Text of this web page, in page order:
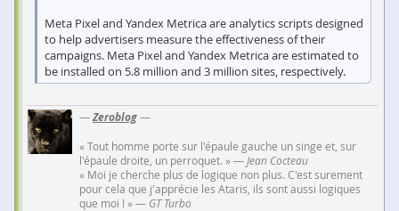
Meta Pixel and Yandex Metrica are analytics scripts designed
to help advertisers measure the effectiveness of their
campaigns. Meta Pixel and Yandex Metrica are estimated to
be installed on 5.8 million and 3 million sites, respectively.
—Zeroblog—
« Tout homme porte sur l'épaule gauche un singe et, sur
l'épaule droite, un perroquet. » — Jean Cocteau
« Moi je cherche plus de logique non plus. C'est surement
pour cela que j'apprécie les Ataris, ils sont aussi logiques
que moi ! » — GT Turbo